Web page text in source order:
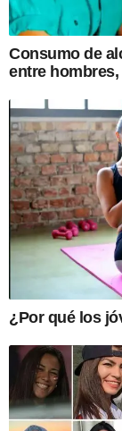
Consumo de
entre
¿Por qué los